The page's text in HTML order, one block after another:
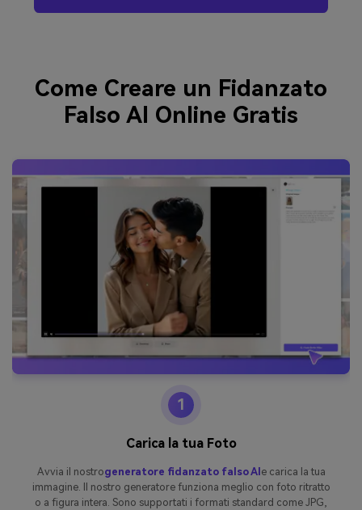
Come Creare un Fidanzato
Falso AI Online Gratis
1
Carica la tua Foto
Avvia il nostrogeneratore fidanzato falso AI e carica la tua
immagine. Il nostro generatore funziona meglio con foto ritratto
o a figura intera. Sono supportati i formati standard come JPG,